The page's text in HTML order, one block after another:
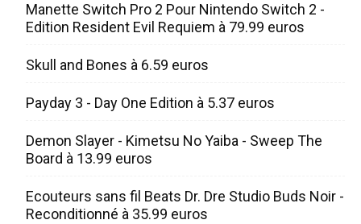
Manette Switch Pro 2 Pour Nintendo Switch 2 -
Edition Resident Evil Requiem à 79.99 euros
Skull and Bones à 6.59 euros
Payday 3 - Day One Edition à 5.37 euros
Demon Slayer - Kimetsu No Yaiba - Sweep The
Board à 13.99 euros
Ecouteurs sans fil Beats Dr. Dre Studio Buds Noir -
Reconditionné à 35.99 euros